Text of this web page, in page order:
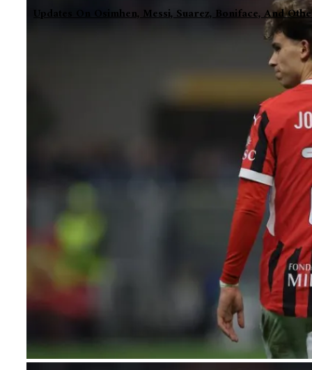
Updates On Osimhen, Messi, Suarez, Boniface, And